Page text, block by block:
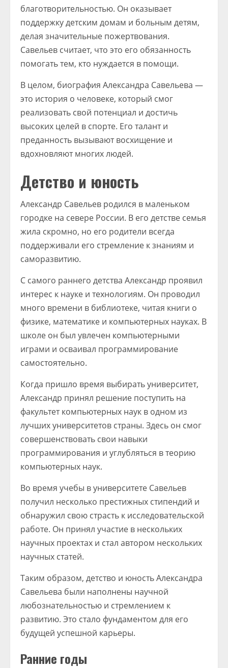
благотворительностью. Он оказывает
поддержку детским домам и больным детям,
делая значительные пожертвования.
Савельев считает, что это его обязанность
помогать тем, кто нуждается в помощи.
В целом, биография Александра Савельева —
это история о человеке, который смог
реализовать свой потенциал и достичь
высоких целей в спорте. Его талант и
преданность вызывают восхищение и
вдохновляют многих людей.
Детство и юность
Александр Савельев родился в маленьком
городке на севере России. В его детстве семья
жила скромно, но его родители всегда
поддерживали его стремление к знаниям и
саморазвитию.
С самого раннего детства Александр проявил
интерес к науке и технологиям. Он проводил
много времени в библиотеке, читая книги о
физике, математике и компьютерных науках. В
школе он был увлечен компьютерными
играми и осваивал программирование
самостоятельно.
Когда пришло время выбирать университет,
Александр принял решение поступить на
факультет компьютерных наук в одном из
лучших университетов страны. Здесь он смог
совершенствовать свои навыки
программирования и углубляться в теорию
компьютерных наук.
Во время учебы в университете Савельев
получил несколько престижных стипендий и
обнаружил свою страсть к исследовательской
работе. Он принял участие в нескольких
научных проектах и стал автором нескольких
научных статей.
Таким образом, детство и юность Александра
Савельева были наполнены научной
любознательностью и стремлением к
развитию. Это стало фундаментом для его
будущей успешной карьеры.
Ранние годы